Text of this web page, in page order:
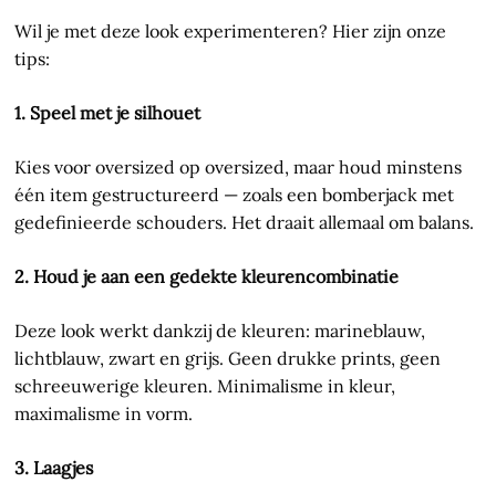
Wil je met deze look experimenteren? Hier zijn onze
tips:
1. Speel met je silhouet
Kies voor oversized op oversized, maar houd minstens
één item gestructureerd — zoals een bomberjack met
gedefinieerde schouders. Het draait allemaal om balans.
2. Houd je aan een gedekte kleurencombinatie
Deze look werkt dankzij de kleuren: marineblauw,
lichtblauw, zwart en grijs. Geen drukke prints, geen
schreeuwerige kleuren. Minimalisme in kleur,
maximalisme in vorm.
3. Laagjes